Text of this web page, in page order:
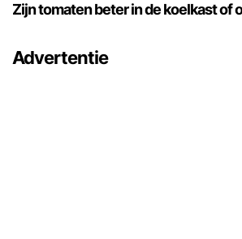
Zijn tomaten beter in de koelkast of
Advertentie